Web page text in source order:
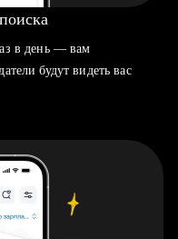
в день — вам
будут видеть вас